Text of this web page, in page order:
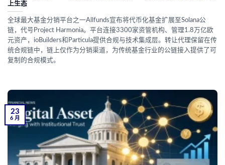
上生态
全球最大基金分销平台之一Allfunds宣布将代币化基金扩展至Solana公
链，代号Project Harmonia。平台连接3300家资管机构、管理1.8万亿欧
元资产，ioBuilders和Particula提供合规与技术集成层。转让代理保留在传
统合规链中，链上仅作为分销渠道，为传统基金行业的公链接入提供了可
复制的合规模式。
23
6 月